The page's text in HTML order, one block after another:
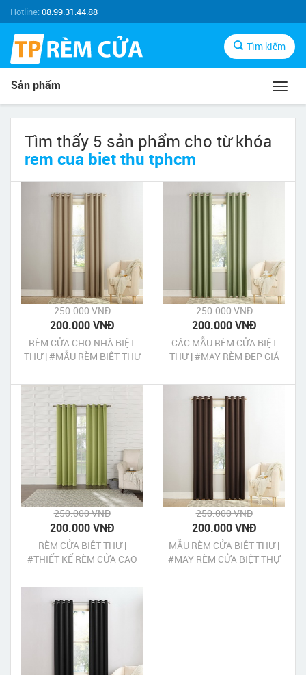
Hotline:08.99.31.44.88
Tìm kiếm
Sản phẩm
Tìm thấy 5 sản phẩm cho từ khóa
rem cua biet thu tphcm
250.000 VNĐ
200.000 VNĐ
RÈM CỬA CHO NHÀ BIỆT
THỰ | #MẪU RÈM BIỆT THỰ
250.000 VNĐ
200.000 VNĐ
CÁC MẪU RÈM CỬA BIỆT
THỰ | #MAY RÈM ĐẸP GIÁ
250.000 VNĐ
200.000 VNĐ
RÈM CỬA BIỆT THỰ |
#THIẾT KẾ RÈM CỬA CAO
250.000 VNĐ
200.000 VNĐ
MẪU RÈM CỬA BIỆT THỰ |
#MAY RÈM CỬA BIỆT THỰ